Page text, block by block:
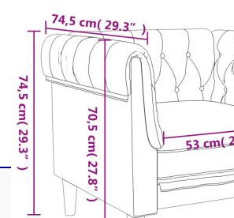
1 х 2-местен диван
1 х 3-местен диван
Максимално 110 кг на седалка.
риска от открит огън и други
силна топлина в близост до